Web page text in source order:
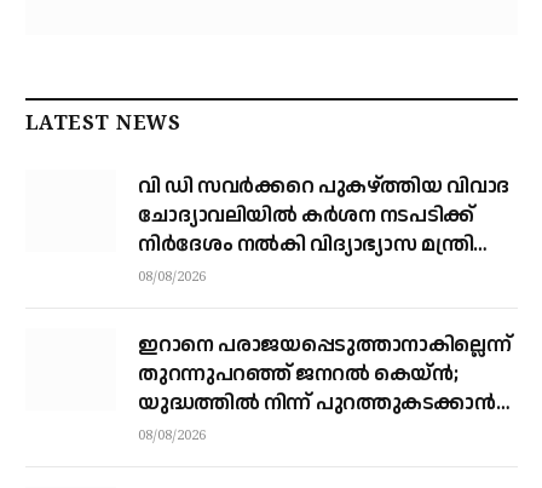
LATEST NEWS
വി ഡി സവര്‍ക്കറെ പുകഴ്ത്തിയ വിവാദ
ചോദ്യാവലിയില്‍ കര്‍ശന നടപടിക്ക്
നിര്‍ദേശം നല്‍കി വിദ്യാഭ്യാസ മന്ത്രി
എന്‍ ഷംസുദ്ദീന്‍
08/08/2026
ഇറാനെ പരാജയപ്പെടുത്താനാകില്ലെന്ന്
തുറന്നുപറഞ്ഞ് ജനറല്‍ കെയ്ന്‍;
യുദ്ധത്തില്‍ നിന്ന് പുറത്തുകടക്കാന്‍
വഴികാണണമെന്നും ആവശ്യം
08/08/2026